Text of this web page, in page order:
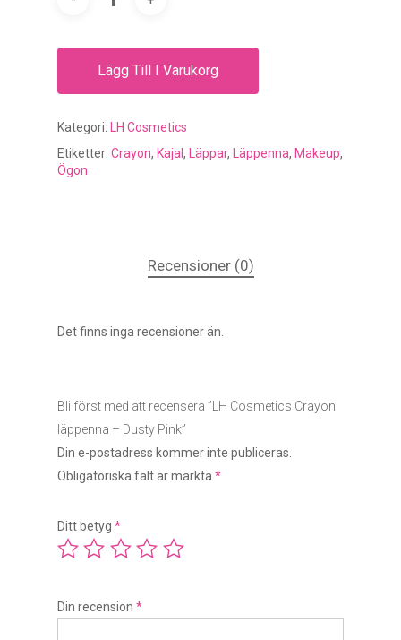
Lägg Till I Varukorg
Kategori:
LH Cosmetics
Etiketter: Crayon, Kajal , Läppar, Läppenna, Makeup,
Ögon
Recensioner (0)
Det finns inga recensioner än.
Bli först med att recensera ”LH Cosmetics Crayon
läppenna – Dusty Pink”
Din e-postadress kommer inte publiceras.
Obligatoriska fält är märkta *
Ditt betyg *
Din recension *